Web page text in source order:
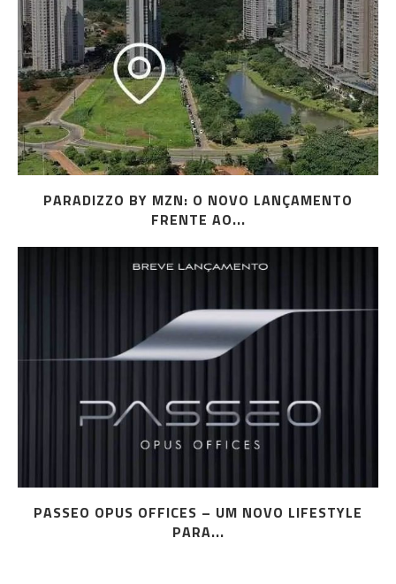
PARADIZZO BY MZN: O NOVO LANÇAMENTO
FRENTE AO...
PASSEO OPUS OFFICES – UM NOVO LIFESTYLE
PARA...